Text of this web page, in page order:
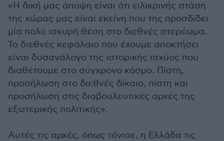
«Η δική μας άποψη είναι ότι ειλικρινής στάση
της χώρας μας είναι εκείνη που της προσδίδει
μία πολύ ισχυρή θέση στο διεθνές στερέωμα.
Το διεθνές κεφάλαιο που έχουμε αποκτήσει
είναι δυσανάλογο της ιστορικής ισχύος που
διαθέτουμε στο σύγχρονο κόσμο. Πίστη,
προσήλωση στο διεθνές δίκαιο, πίστη και
προσήλωση στις διαβουλευτικές αρχές της
εξωτερικής πολιτικής».
Αυτές τις αρχές, όπως τόνισε, η Ελλάδα τις